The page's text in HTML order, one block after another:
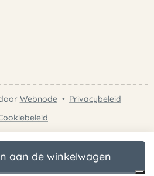
aan de winkelwagen
Webnode
Privacybeleid